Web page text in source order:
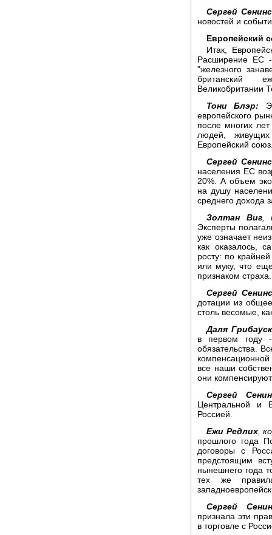
Сергей
новостей и
Европейский
Итак,
Расширение ЕС -
"железного
британский
Великобритании
Тони Блэр:
европейского
после многих
людей,
Европейский
Сергей
населения ЕС
20%. А объем
на душу
среднего дохода
Золтан Виг,
Эксперты
уже означает
как оказалось,
росту: по
или муку, что
признаком страха.
Сергей
дотации из
столь весомые,
Даля
в первом году
обязательства.
компенсационной
все наши
они
Сергей
Центральной и
Россией.
Ежи Редлих,
прошлого года
договоры с
предстоящим
нынешнего года
тех же
Сергей
признала эти
в торговле с